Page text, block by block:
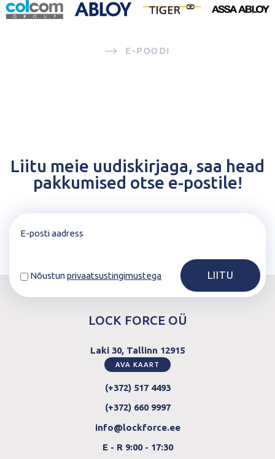
E-POODI
Liitu meie uudiskirjaga, saa head
pakkumised otse e-postile!
Nõustunprivaatsustingimustega
LOCK FORCE OÜ
Laki 30, Tallinn 12915
AVA KAART
(+372) 517 4493
(+372) 660 9997
info@lockforce.ee
E - R 9:00 - 17:30